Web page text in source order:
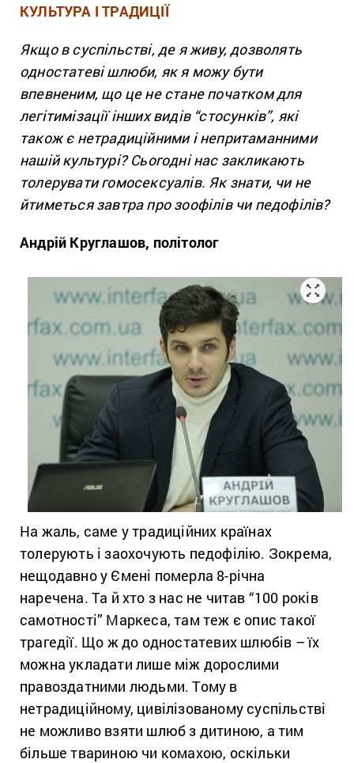
КУЛЬТУРА І ТРАДИЦІЇ
Якщо в суспільстві, де я живу, дозволять
одностатеві шлюби, як я можу бути
впевненим, що це не стане початком для
легітимізації інших видів “стосунків”, які
також є нетрадиційними і непритаманними
нашій культурі? Сьогодні нас закликають
толерувати гомосексуалів. Як знати, чи не
йтиметься завтра про зоофілів чи педофілів?
Андрій Круглашов, політолог
На жаль, саме у традиційних країнах
толерують і заохочують педофілію. Зокрема,
нещодавно у Ємені померла 8-річна
наречена. Та й хто з нас не читав “100 років
самотності” Маркеса, там теж є опис такої
трагедії. Що ж до одностатевих шлюбів – їх
можна укладати лише між дорослими
правоздатними людьми. Тому в
нетрадиційному, цивілізованому суспільстві
не можливо взяти шлюб з дитиною, а тим
більше твариною чи комахою, оскільки